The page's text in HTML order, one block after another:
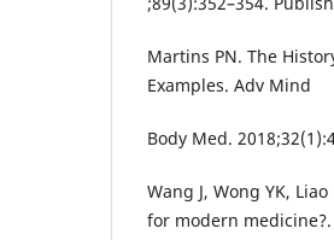
Martins PN. The
Examples. Adv Mind
Body Med.
Wang J, Wong YK,
for modern medicine?.